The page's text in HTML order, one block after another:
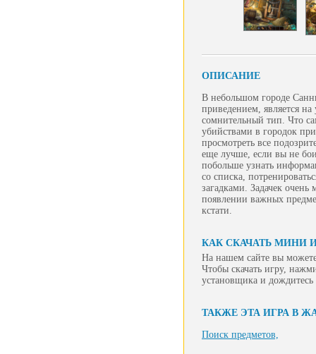
ОПИСАНИЕ
В небольшом городе
приведением, является на
сомнительный тип. Что
убийствами в городок
просмотреть все
еще лучше, если вы не
побольше узнать
со списка,
загадками. Задачек
появлении важных
кстати.
КАК СКАЧАТЬ МИНИ
На нашем сайте вы
Чтобы скачать игру,
установщика и
ТАКЖЕ ЭТА ИГРА В
Поиск предметов,